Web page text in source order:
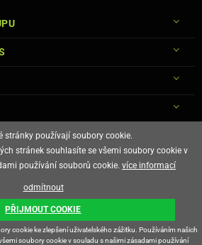
stránky používají soubory cookie.
stránek souhlasíte se všemi soubory cookie v
používání souborů cookie. více informací
odmítnout
PŘIJMOUT COOKIE
cookie ke zlepšení uživatelského zážitku. Používáním našich
soubory cookie v souladu s našimi zásadami používání